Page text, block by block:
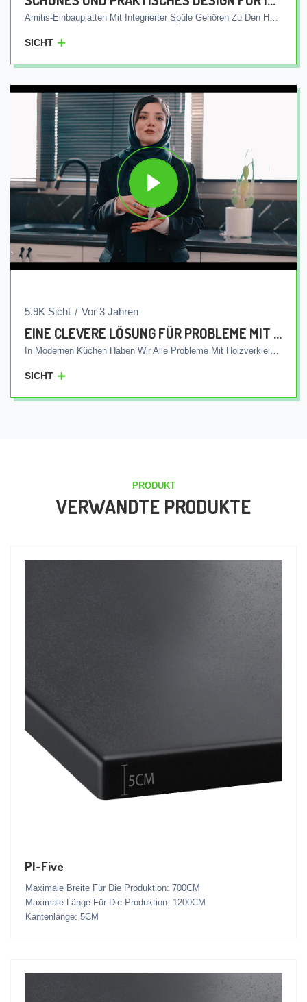
Amitis-Einbauplatten Mit Integrierter Spüle Gehören Zu Den Hochwertigen Und Marktfähigen Produkten Unseres Unternehmens. Diese Platten Werden Mit Fortschrittlicher Produktionstechnologie In Einem Stück Hergestellt Und Im Gegensatz Zu Anderen Produkten Wird Die Spüle Nicht Separat An Der Platte Installiert. Vielmehr Werden Teller Und Spüle Integriert Hergestellt Und Als Ganzes An Den Kunden Geliefert. Dieses Einzigartige Merkmal Bedeutet, Dass Zwischen Der Platte Und Dem Spülbecken Keine Rillen Und Nähte Vorhanden Sind, Wodurch Der Rückfluss Des Wassers Aus Dem Spülbecken Leicht In Die Abwasserrohre Geleitet Wird Und Die Bildung Von Hautbereichen Für Bakterien Verhindert Wird. Darüber Hinaus Sind Diese Teller Mit Antibakterieller Wirkung Ausgestattet, Die Mit Jeder Art Von Reinigungsmittel Kompatibel Ist. Das Bedeutet, Dass Sie Zum Waschen Des Bildschirms Und Des Spülbeckens Jedes Haushaltswaschmittel Verwenden Können, Ohne Sich Gedanken Über Die Auswirkungen Auf Die Oberfläche Des Bildschirms Und Des Waschbeckens Machen Zu Müssen. Wenn Sie Sich Für Amitis-Einbauplatten Mit Integrierter Spüle Entscheiden, Schaffen Sie Nicht Nur Eine Schöne Und Helle Küche, Sondern Verfügen Auch Über Bessere Sanitäranlagen In Ihrer Küche, Die Es Den Benutzern Ermöglichen, Einfach Und Bequem In Ihrer Küche Zu Arbeiten.
SICHT
5.9K Sicht Vor 3 Jahren
EINE CLEVERE LÖSUNG FÜR PROBLEME MIT KÜCHENSCHRANKPLATTEN
In Modernen Küchen Haben Wir Alle Probleme Mit Holzverkleidungen. Diese Probleme Werden Im Allgemeinen Durch Die Holzstruktur Dieser Platten Und Ihre Empfindlichkeit Gegenüber Dem Eindringen Von Wasser Verursacht. Verrottung, Zerstörung Von Tellern Und Bakterienwachstum In Unseren Küchen Sind Häufige Probleme, Die Unzählige Bedenken Hinsichtlich Der Sauberkeit Der Umwelt Hervorrufen. Aber Jetzt Sind Wir Bei Der Amitis Group Of Factories Bereit, Diese Probleme Einfach Und Mit Einer Intelligenten Lösung Für Immer Zu Beseitigen. Durch Die Herstellung Integrierter Amitis-Paneele Ermöglichen Wir Ihnen, Ihre Küche Mit Ruhe Und Vertrauen Zu Erleben. Je Nach Bedarf Werden Die Integrierten Platten Von Amitis Individuell Entworfen Und In Verschiedenen Abmessungen Und Größen Hergestellt. Aufgrund Ihrer Einzigartigen Eigenschaften Verhindern Diese Platten Nicht Nur Das Eindringen Von Wasser, Sondern Minimieren Auch Fäulnis Und Bakterienwachstum. Auf Diese Weise Werden Durch Die Verwendung Integrierter Amitis-Platten Ihre Sorgen Hinsichtlich Der Sauberkeit Der Küchenumgebung Minimiert Und Sie Erhalten Eine Gesunde Und Schöne Umgebung. Darüber Hinaus Ist Auch Die Spüle Nahtlos Mit Den Platten Verbunden Und Wird Schlicht Und In Der Farbe Und Größe Ihrer Wahl Gefertigt. Mit Der Produktionslinie Der Amitis-Fabriken Gelangen Integrierte Spülen In Verschiedenen Farben Und Designs Zu Ihnen Nach Hause. Wenn Sie Auf Die Qualität Von Amitis Vertrauen, Werden Sie Ganz Einfach Und Sicher Zu Einem Einzigartigen Erlebnis Mit Integrierten Tellern In Ihrer Küche Gelangen. Vergessen Sie Mit Amitis Probleme Und Erleben Sie Qualität In Ihrer Küche. Darüber Hinaus Sind Wir Stets Bestrebt, Ihre Anforderungen Bei Der Gestaltung Und Herstellung Integrierter Küchenpaneele Durch Kontinuierliche Verbesserung Der Technologie Und Verwendung Hochwertiger Materialien Zu Erfüllen.
SICHT
PRODUKT
VERWANDTE PRODUKTE
PI-Five
Maximale Breite Für Die Produktion: 700CM
Maximale Länge Für Die Produktion: 1200CM
Kantenlänge: 5CM